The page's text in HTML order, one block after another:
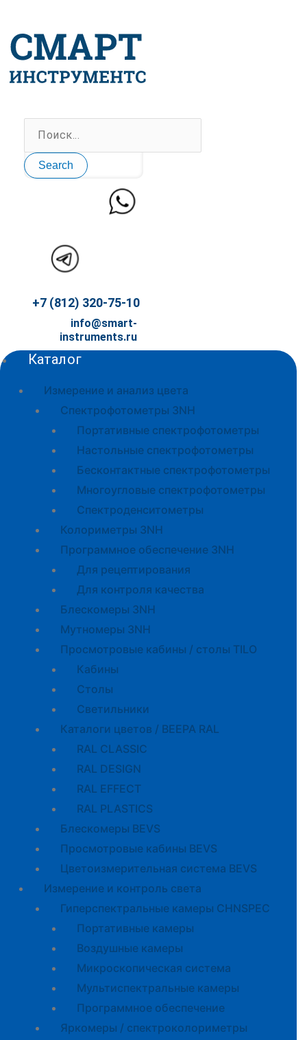
Search
+7 (812) 320-75-10
info@smart-
instruments.ru
Каталог
Измерение и анализ цвета
Спектрофотометры 3NH
Портативные спектрофотометры
Настольные спектрофотометры
Бесконтактные спектрофотометры
Многоугловые спектрофотометры
Спектроденситометры
Колориметры 3NH
Программное обеспечение 3NH
Для рецептирования
Для контроля качества
Блескомеры 3NH
Мутномеры 3NH
Просмотровые кабины / столы TILO
Кабины
Cтолы
Светильники
Каталоги цветов / BEEPA RAL
RAL CLASSIC
RAL DESIGN
RAL EFFECT
RAL PLASTICS
Блескомеры BEVS
Просмотровые кабины BEVS
Цветоизмерительная система BEVS
Измерение и контроль света
Гиперспектральные камеры CHNSPEC
Портативные камеры
Воздушные камеры
Микроскопическая система
Мультиспектральные камеры
Программное обеспечение
Яркомеры / спектроколориметры